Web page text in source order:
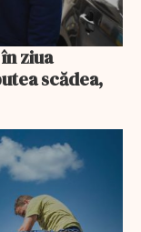
ziua
scădea,